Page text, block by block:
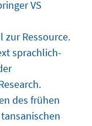
VS
zur Ressource.
sprachlich-
des frühen